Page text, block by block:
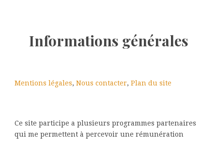
Informations générales
Mentions légales, Nous contacter, Plan du site
Ce site participe a plusieurs programmes partenaires
qui me permettent à percevoir une rémunération